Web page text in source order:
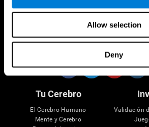
Allow selection
Deny
Síguenos en
Tu Cerebro
El Cerebro Humano
Mente y Cerebro
Validación